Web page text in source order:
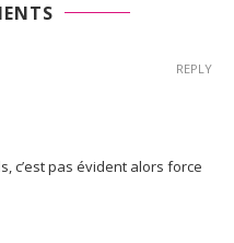
c’est pas évident alors force
REPLY